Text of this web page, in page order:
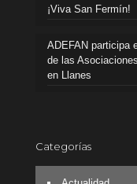
¡Viva San Fermín!
ADEFAN participa
de las
en Llanes
Categorías